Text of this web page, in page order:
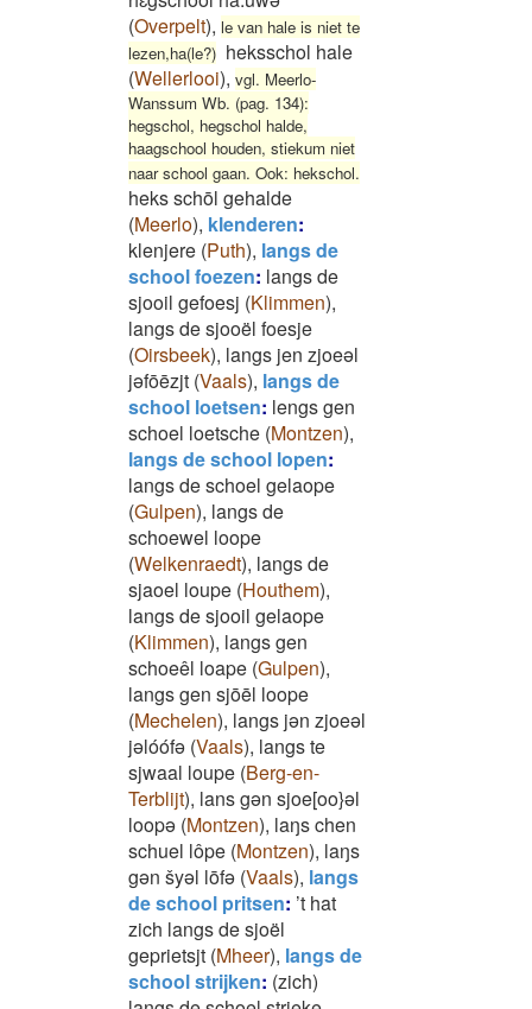
(Overpelt), le van hale is niet te
lezen,ha(le?) heksschol hale
(Wellerlooi), vgl. Meerlo-
Wanssum Wb. (pag. 134):
hegschol, hegschol halde,
haagschool houden, stiekum niet
naar school gaan. Ook: hekschol.
heks schōl gehalde
(Meerlo), klenderen:
klenjere (Puth), langs de
school foezen: langs de
sjooil gefoesj (Klimmen),
langs de sjooël foesje
(Oirsbeek), langs jen zjoeəl
jəfōēzjt (Vaals), langs de
school loetsen: lengs gen
schoel loetsche (Montzen),
langs de school lopen:
langs de schoel gelaope
(Gulpen), langs de
schoewel loope
(Welkenraedt), langs de
sjaoel loupe (Houthem),
langs de sjooil gelaope
(Klimmen), langs gen
schoeêl loape (Gulpen),
langs gen sjōēl loope
(Mechelen), langs jən zjoeəl
jəlóófə (Vaals), langs te
sjwaal loupe (Berg-en-
Terblijt), lans gən sjoe[oo}əl
loopə (Montzen), laŋs chen
schuel lôpe (Montzen), laŋs
gən šyəl lōfə (Vaals), langs
de school pritsen: ’t hat
zich langs de sjoël
geprietsjt (Mheer), langs de
school strijken: (zich)